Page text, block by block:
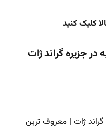
کلیک کنید
ژات | معروف ترین